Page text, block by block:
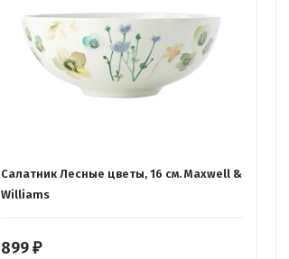
Салатник Лесные цветы, 16 см. Maxwell &
Williams
899 ₽